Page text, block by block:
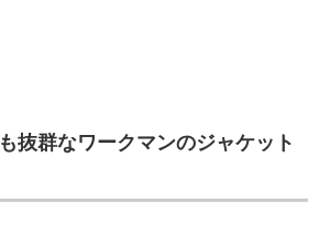
抜群なワークマンのジャケット